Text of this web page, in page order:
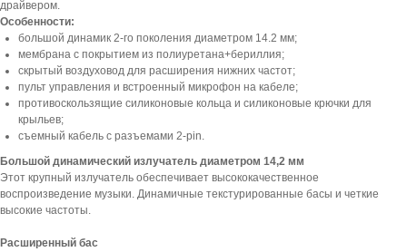
драйвером.
Особенности:
большой динамик 2-го поколения диаметром 14.2 мм;
мембрана с покрытием из полиуретана+бериллия;
скрытый воздуховод для расширения нижних частот;
пульт управления и встроенный микрофон на кабеле;
противоскользящие силиконовые кольца и силиконовые крючки для
крыльев;
съемный кабель с разъемами 2-pin.
Большой динамический излучатель диаметром 14,2 мм
Этот крупный излучатель обеспечивает высококачественное
воспроизведение музыки. Динамичные текстурированные басы и четкие
высокие частоты.
Расширенный бас